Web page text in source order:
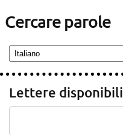
Cercare parole
Lettere disponibili